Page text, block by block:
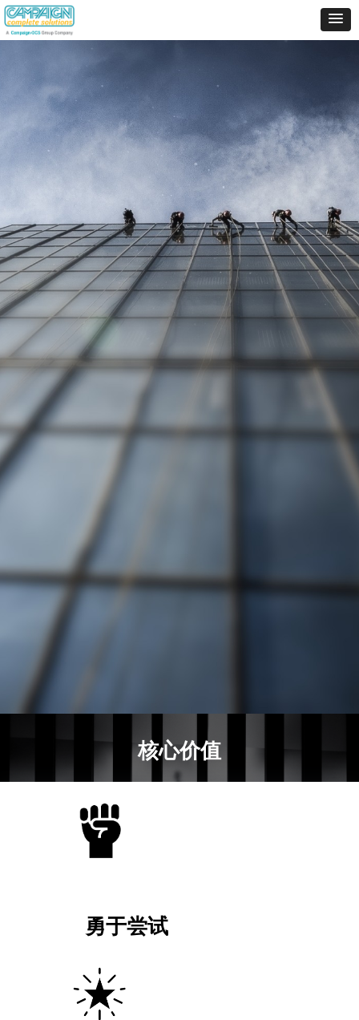
勇于尝试
核心价值